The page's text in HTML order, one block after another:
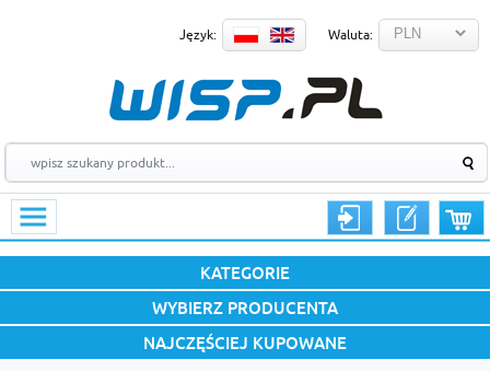
Język: Waluta:
KATEGORIE
WYBIERZ PRODUCENTA
NAJCZĘŚCIEJ KUPOWANE